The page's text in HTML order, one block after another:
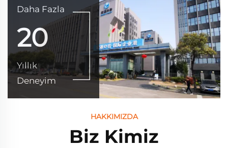
Daha Fazla
20
Yıllık
Deneyim
HAKKIMIZDA
Biz Kimiz